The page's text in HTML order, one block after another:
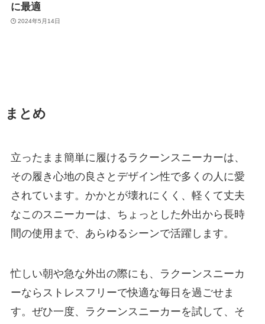
に最適
2024年5月14日
まとめ
立ったまま簡単に履けるラクーンスニーカーは、
その履き心地の良さとデザイン性で多くの人に愛
されています。かかとが壊れにくく、軽くて丈夫
なこのスニーカーは、ちょっとした外出から長時
間の使用まで、あらゆるシーンで活躍します。
忙しい朝や急な外出の際にも、ラクーンスニーカ
ーならストレスフリーで快適な毎日を過ごせま
す。ぜひ一度、ラクーンスニーカーを試して、そ